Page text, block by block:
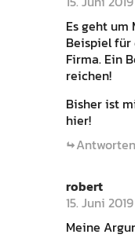
Es geht
Beispiel für
Firma. Ein
reichen!
Bisher ist
hier!
Antworten
robert
15. Juni 2019
Meine